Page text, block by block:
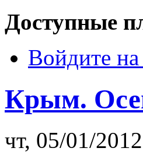
Доступные
Войдите на
Крым.
чт, 05/01/